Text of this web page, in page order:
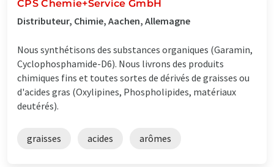
CPS Chemie+Service GmbH
Distributeur, Chimie, Aachen, Allemagne
Nous synthétisons des substances organiques (Garamin,
Cyclophosphamide-D6). Nous livrons des produits
chimiques fins et toutes sortes de dérivés de graisses ou
d'acides gras (Oxylipines, Phospholipides, matériaux
deutérés).
graisses acides arômes